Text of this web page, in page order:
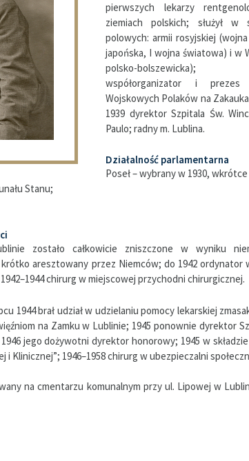
pierwszych lekarzy
ziemiach polskich; służył w
polowych: armii rosyjskiej
japońska, I wojna światowa) i w
polsko-
współorganizator i prezes
Wojskowych Polaków na
1939 dyrektor Szpitala Św.
Paulo; radny m. Lublina.
Działalność parlamentarna
Poseł – wybrany w 1930, wkrótce
Stanu;
zostało całkowicie zniszczone w wyniku
aresztowany przez Niemców; do 1942 ordynator
chirurg w miejscowej przychodni chirurgicznej.
1944 brał udział w udzielaniu pomocy lekarskiej
na Zamku w Lublinie; 1945 ponownie dyrektor
jego dożywotni dyrektor honorowy; 1945 w
i Klinicznej”; 1946–1958 chirurg w ubezpieczalni
na cmentarzu komunalnym przy ul. Lipowej w